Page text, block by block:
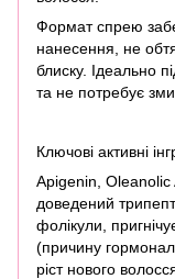
Формат спрею
нанесення, не
блиску. Ідеально
та не потребує
Ключові активні
Apigenin, Oleanolic
доведений
фолікули,
(причину
ріст нового